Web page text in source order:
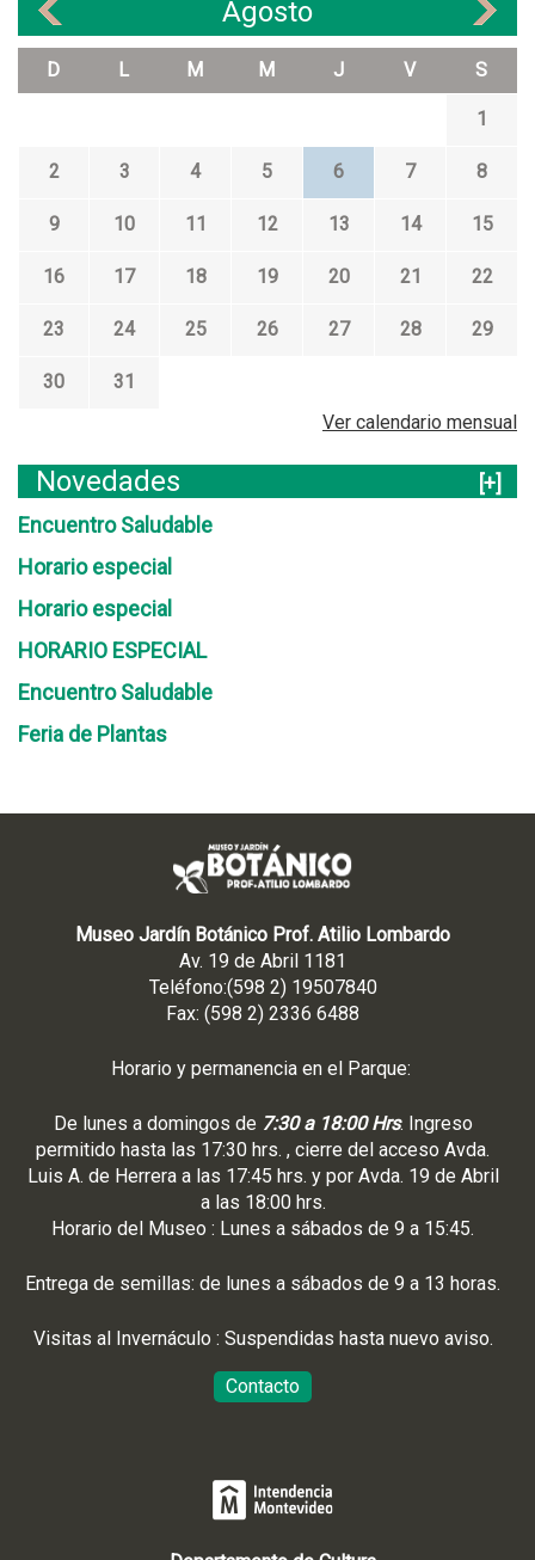
Agosto
D L M M J V S
1
2 3 4 5 6 7 8
9 10 11 12 13 14 15
16 17 18 19 20 21 22
23 24 25 26 27 28 29
30
31
Ver calendario mensual
Novedades
[+]
Encuentro Saludable
Horario especial
Horario especial
HORARIO ESPECIAL
Encuentro Saludable
Feria de Plantas
Museo Jardín Botánico Prof. Atilio Lombardo
Av. 19 de Abril 1181
Teléfono:(598 2) 19507840
Fax: (598 2) 2336 6488
Horario y permanencia en el Parque:
De lunes a domingos de 7:30 a 18:00 Hrs. Ingreso
permitido hasta las 17:30 hrs. , cierre del acceso Avda.
Luis A. de Herrera a las 17:45 hrs. y por Avda. 19 de Abril
a las 18:00 hrs.
Horario del Museo : Lunes a sábados de 9 a 15:45.
Entrega de semillas: de lunes a sábados de 9 a 13 horas.
Visitas al Invernáculo : Suspendidas hasta nuevo aviso.
Contacto